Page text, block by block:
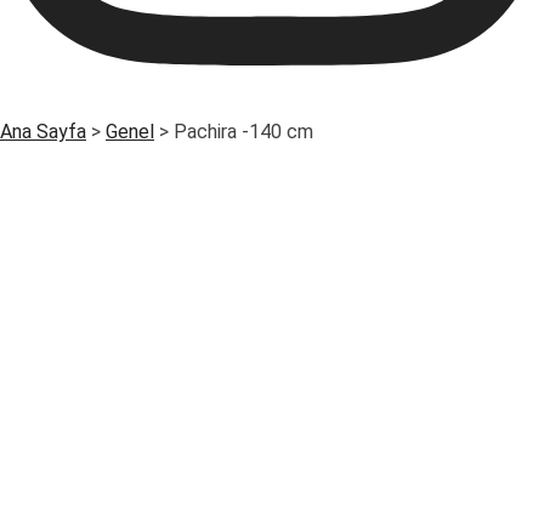
Ana Sayfa > Genel > Pachira -140 cm